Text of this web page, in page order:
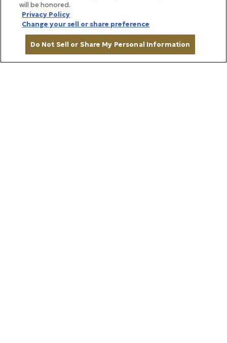
will be honored.
Privacy Policy
Change your sell or share preference
Do Not Sell or Share My Personal Information